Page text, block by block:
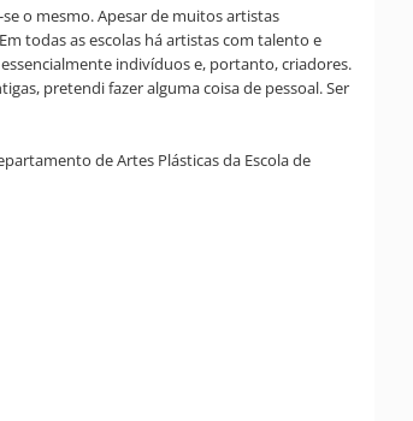
o mesmo. Apesar de muitos artistas
todas as escolas há artistas com talento e
indivíduos e, portanto, criadores.
pretendi fazer alguma coisa de pessoal. Ser
de Artes Plásticas da Escola de